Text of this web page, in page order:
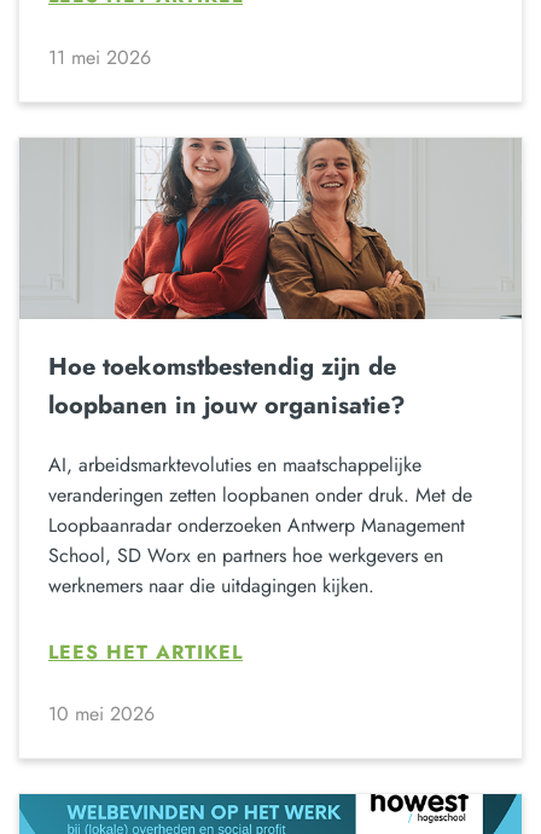
11 mei 2026
Hoe toekomstbestendig zijn de
loopbanen in jouw organisatie?
AI, arbeidsmarktevoluties en maatschappelijke
veranderingen zetten loopbanen onder druk. Met de
Loopbaanradar onderzoeken Antwerp Management
School, SD Worx en partners hoe werkgevers en
werknemers naar die uitdagingen kijken.
LEES HET ARTIKEL
10 mei 2026